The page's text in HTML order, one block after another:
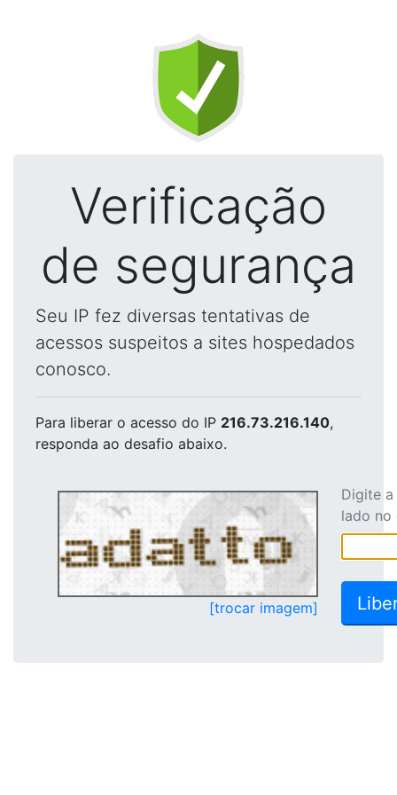
Verificação
de segurança
Seu IP fez diversas tentativas de
acessos suspeitos a sites hospedados
conosco.
Para liberar o acesso do IP 216.73.216.140,
responda ao desafio abaixo.
[trocar imagem]
Digite
lado no